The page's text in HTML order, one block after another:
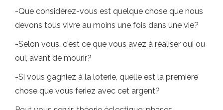
-Que considérez-vous est quelque chose que nous
devons tous vivre au moins une fois dans une vie?
-Selon vous, c'est ce que vous avez à réaliser oui ou
oui, avant de mourir?
-Si vous gagniez à la loterie, quelle est la première
chose que vous feriez avec cet argent?